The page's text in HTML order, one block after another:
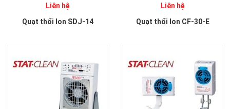
Liên hệ
Quạt thổi Ion SDJ-14
Liên hệ
Quạt thổi Ion CF-30-E